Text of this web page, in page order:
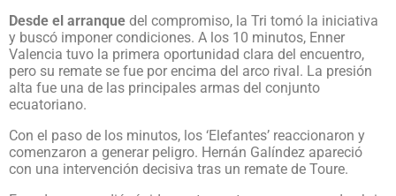
Desde el arranque del compromiso, la Tri tomó la iniciativa
y buscó imponer condiciones. A los 10 minutos, Enner
Valencia tuvo la primera oportunidad clara del encuentro,
pero su remate se fue por encima del arco rival. La presión
alta fue una de las principales armas del conjunto
ecuatoriano.
Con el paso de los minutos, los ‘Elefantes’ reaccionaron y
comenzaron a generar peligro. Hernán Galíndez apareció
con una intervención decisiva tras un remate de Toure.